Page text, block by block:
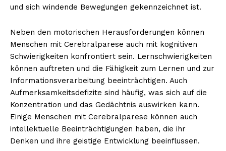
und sich windende Bewegungen gekennzeichnet ist.
Neben den motorischen Herausforderungen können
Menschen mit Cerebralparese auch mit kognitiven
Schwierigkeiten konfrontiert sein. Lernschwierigkeiten
können auftreten und die Fähigkeit zum Lernen und zur
Informationsverarbeitung beeinträchtigen. Auch
Aufmerksamkeitsdefizite sind häufig, was sich auf die
Konzentration und das Gedächtnis auswirken kann.
Einige Menschen mit Cerebralparese können auch
intellektuelle Beeinträchtigungen haben, die ihr
Denken und ihre geistige Entwicklung beeinflussen.